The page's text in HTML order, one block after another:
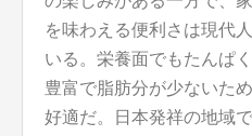
を味わえる便利さは現代
いる。栄養面でもたんぱ
豊富で脂肪分が少ないた
好適だ。日本発祥の地域